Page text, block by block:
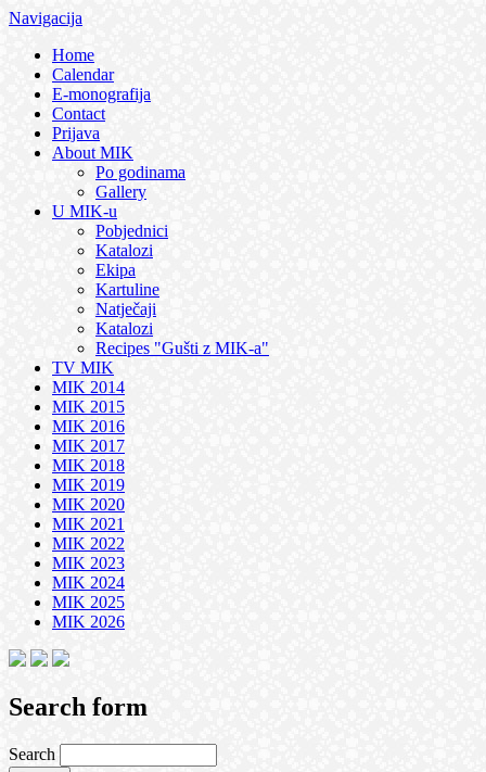
Navigacija
Home
Calendar
E-monografija
Contact
Prijava
About MIK
Po godinama
Gallery
U MIK-u
Pobjednici
Katalozi
Ekipa
Kartuline
Natječaji
Katalozi
Recipes "Gušti z MIK-a"
TV MIK
MIK 2014
MIK 2015
MIK 2016
MIK 2017
MIK 2018
MIK 2019
MIK 2020
MIK 2021
MIK 2022
MIK 2023
MIK 2024
MIK 2025
MIK 2026
Search form
Search